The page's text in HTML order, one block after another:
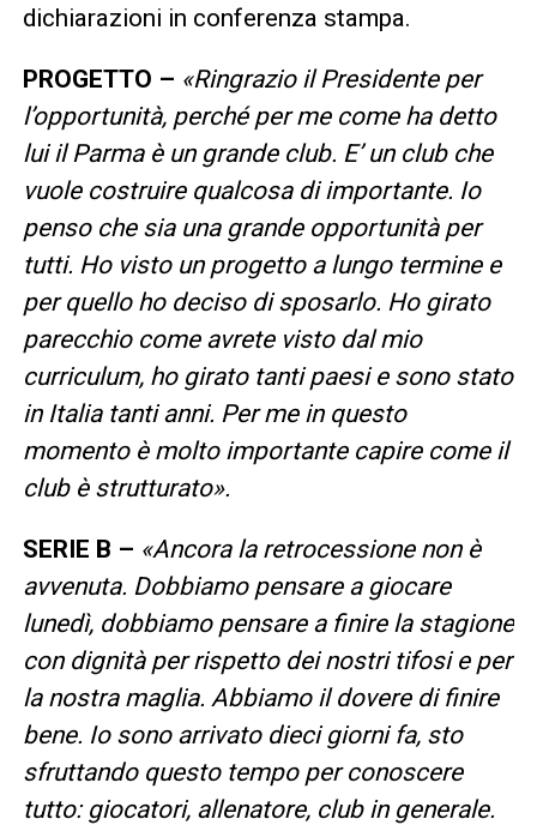
dichiarazioni in conferenza stampa.
PROGETTO – «Ringrazio il Presidente per
l’opportunità, perché per me come ha detto
lui il Parma è un grande club. E’ un club che
vuole costruire qualcosa di importante. Io
penso che sia una grande opportunità per
tutti. Ho visto un progetto a lungo termine e
per quello ho deciso di sposarlo. Ho girato
parecchio come avrete visto dal mio
curriculum, ho girato tanti paesi e sono stato
in Italia tanti anni. Per me in questo
momento è molto importante capire come il
club è strutturato».
SERIE B – «Ancora la retrocessione non è
avvenuta. Dobbiamo pensare a giocare
lunedì, dobbiamo pensare a finire la stagione
con dignità per rispetto dei nostri tifosi e per
la nostra maglia. Abbiamo il dovere di finire
bene. Io sono arrivato dieci giorni fa, sto
sfruttando questo tempo per conoscere
tutto: giocatori, allenatore, club in generale.